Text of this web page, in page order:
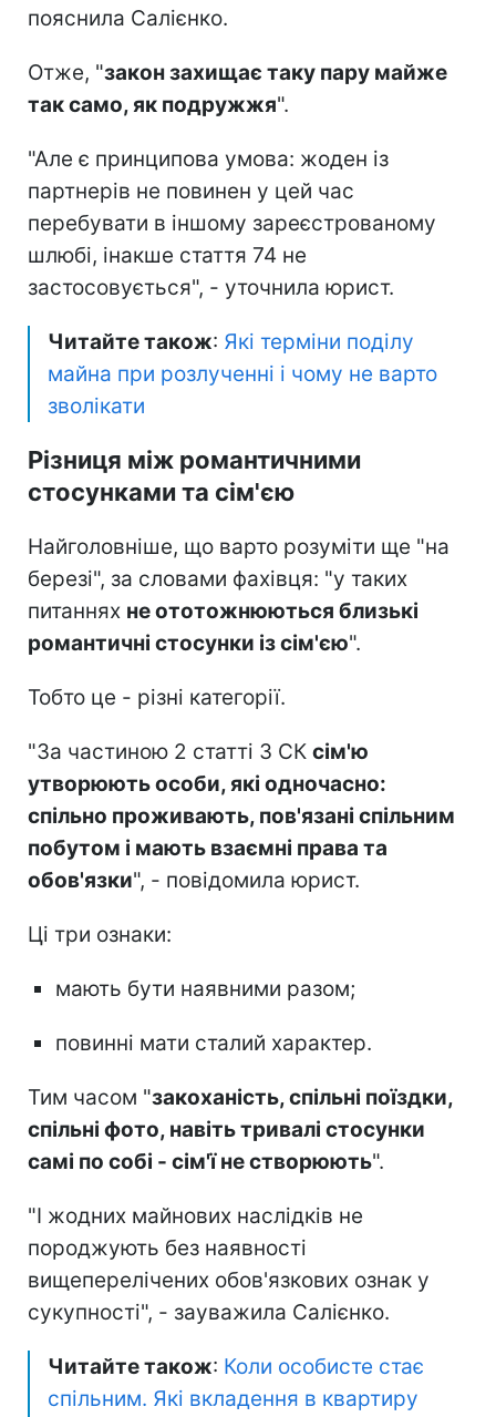
пояснила Салієнко.
Отже, "закон захищає таку пару майже
так само, як подружжя".
"Але є принципова умова: жоден із
партнерів не повинен у цей час
перебувати в іншому зареєстрованому
шлюбі, інакше стаття 74 не
застосовується", - уточнила юрист.
Читайте також: Які терміни поділу
майна при розлученні і чому не варто
зволікати
Різниця між романтичними
стосунками та сім'єю
Найголовніше, що варто розуміти ще "на
березі", за словами фахівця: "у таких
питаннях не ототожнюються близькі
романтичні стосунки із сім'єю".
Тобто це - різні категорії.
"За частиною 2 статті 3 СК сім'ю
утворюють особи, які одночасно:
спільно проживають, пов'язані спільним
побутом і мають взаємні права та
обов'язки", - повідомила юрист.
Ці три ознаки:
мають бути наявними разом;
повинні мати сталий характер.
Тим часом "закоханість, спільні поїздки,
спільні фото, навіть тривалі стосунки
самі по собі - сім'ї не створюють".
"І жодних майнових наслідків не
породжують без наявності
вищеперелічених обов'язкових ознак у
сукупності", - зауважила Салієнко.
Читайте також: Коли особисте стає
спільним. Які вкладення в квартиру